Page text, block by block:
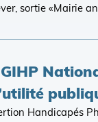
sortie «Mairie
Handicapés